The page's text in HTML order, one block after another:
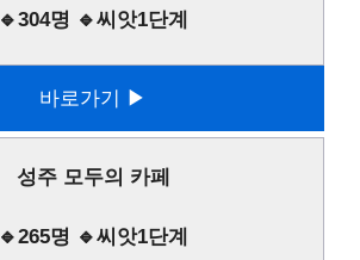
🔹304명 🔹씨앗1단계
바로가기 ▶
성주 모두의 카페
🔹265명 🔹씨앗1단계